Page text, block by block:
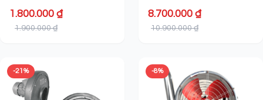
1.800.000 ₫
1.900.000 ₫
8.700.000 ₫
10.900.000 ₫
-21% -8%